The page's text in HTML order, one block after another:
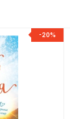
-20%